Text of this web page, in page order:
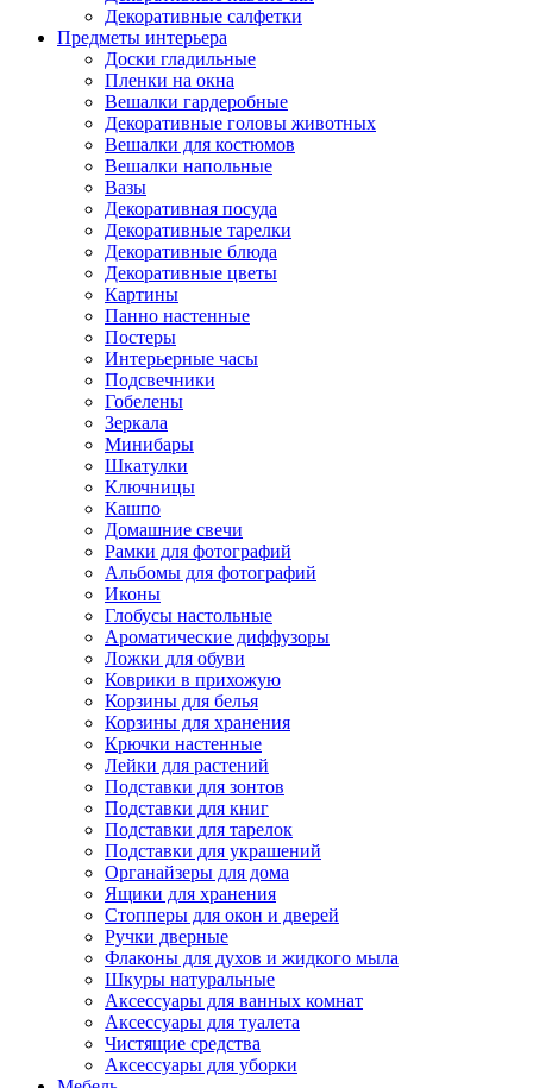
Декоративные салфетки
Предметы интерьера
Доски гладильные
Пленки на окна
Вешалки гардеробные
Декоративные головы животных
Вешалки для костюмов
Вешалки напольные
Вазы
Декоративная посуда
Декоративные тарелки
Декоративные блюда
Декоративные цветы
Картины
Панно настенные
Постеры
Интерьерные часы
Подсвечники
Гобелены
Зеркала
Минибары
Шкатулки
Ключницы
Кашпо
Домашние свечи
Рамки для фотографий
Альбомы для фотографий
Иконы
Глобусы настольные
Ароматические диффузоры
Ложки для обуви
Коврики в прихожую
Корзины для белья
Корзины для хранения
Крючки настенные
Лейки для растений
Подставки для зонтов
Подставки для книг
Подставки для тарелок
Подставки для украшений
Органайзеры для дома
Ящики для хранения
Стопперы для окон и дверей
Ручки дверные
Флаконы для духов и жидкого мыла
Шкуры натуральные
Аксессуары для ванных комнат
Аксессуары для туалета
Чистящие средства
Аксессуары для уборки